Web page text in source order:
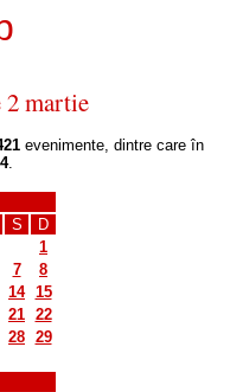
2 martie
evenimente, dintre care în
.
S
D
1
7
8
14 15
21 22
28 29